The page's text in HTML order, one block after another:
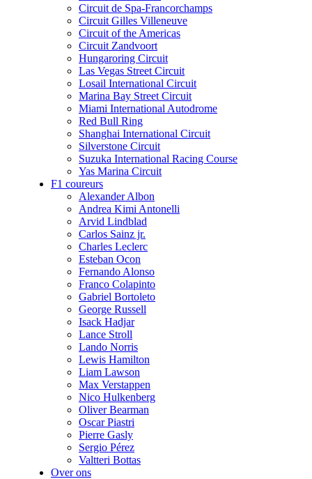
Circuit de Spa-Francorchamps
Circuit Gilles Villeneuve
Circuit of the Americas
Circuit Zandvoort
Hungaroring Circuit
Las Vegas Street Circuit
Losail International Circuit
Marina Bay Street Circuit
Miami International Autodrome
Red Bull Ring
Shanghai International Circuit
Silverstone Circuit
Suzuka International Racing Course
Yas Marina Circuit
F1 coureurs
Alexander Albon
Andrea Kimi Antonelli
Arvid Lindblad
Carlos Sainz jr.
Charles Leclerc
Esteban Ocon
Fernando Alonso
Franco Colapinto
Gabriel Bortoleto
George Russell
Isack Hadjar
Lance Stroll
Lando Norris
Lewis Hamilton
Liam Lawson
Max Verstappen
Nico Hulkenberg
Oliver Bearman
Oscar Piastri
Pierre Gasly
Sergio Pérez
Valtteri Bottas
Over ons